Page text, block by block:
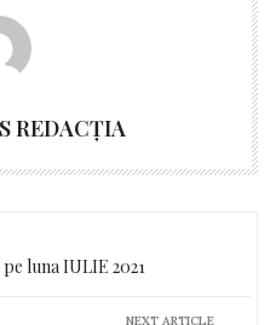
REDACȚIA
luna IULIE 2021
NEXT ARTICLE